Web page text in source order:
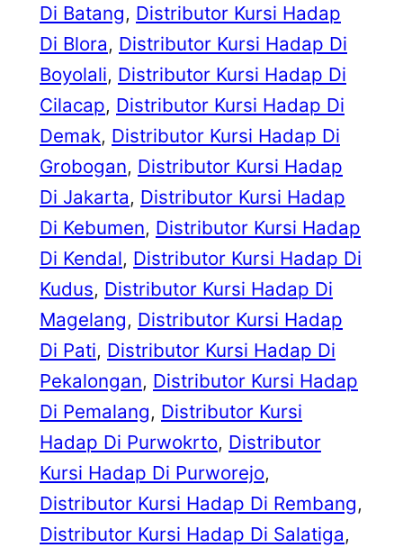
Di Batang, Distributor Kursi Hadap
Di Blora, Distributor Kursi Hadap Di
Boyolali, Distributor Kursi Hadap Di
Cilacap, Distributor Kursi Hadap Di
Demak, Distributor Kursi Hadap Di
Grobogan, Distributor Kursi Hadap
Di Jakarta, Distributor Kursi Hadap
Di Kebumen, Distributor Kursi Hadap
Di Kendal, Distributor Kursi Hadap Di
Kudus, Distributor Kursi Hadap Di
Magelang, Distributor Kursi Hadap
Di Pati, Distributor Kursi Hadap Di
Pekalongan, Distributor Kursi Hadap
Di Pemalang, Distributor Kursi
Hadap Di Purwokrto, Distributor
Kursi Hadap Di Purworejo
Distributor Kursi Hadap Di Rembang
Distributor Kursi Hadap Di Salatiga